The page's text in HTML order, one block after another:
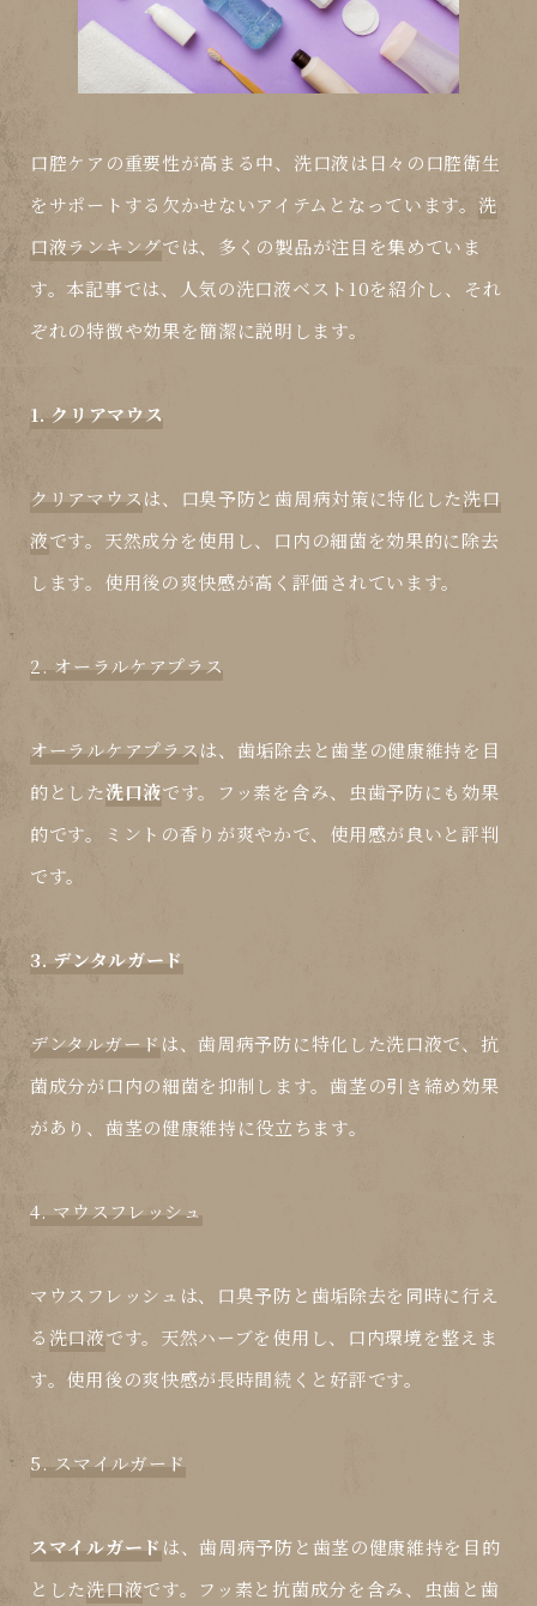
口腔ケアの重要性が高まる中、 洗口液は日々の口腔衛生
をサポートする欠かせないアイテムとなっています。 洗
口液ランキングでは、多くの製品が注目を集めていま
す。本記事では、人気の洗口液ベスト10を紹介し、それ
ぞれの特徴や効果を簡潔に説明します。
1. クリアマウス
クリアマウスは、口臭予防と歯周病対策に特化した洗口
液です。天然成分を使用し、口内の細菌を効果的に除去
します。使用後の爽快感が高く評価されています。
2. オーラルケアプラス
オーラルケアプラスは、歯垢除去と歯茎の健康維持を目
的とした洗口液です。フッ素を含み、虫歯予防にも効果
的です。ミントの香りが爽やかで、使用感が良いと評判
です。
3. デンタルガード
デンタルガード は、歯周病予防に特化した洗口液で、抗
菌成分が口内の細菌を抑制します。歯茎の引き締め効果
があり、歯茎の健康維持に役立ちます。
4. マウスフレッシュ
マウスフレッシュ は、口臭予防と歯垢除去を同時に行え
る洗口液です。天然ハーブを使用し、口内環境を整えま
す。使用後の爽快感が長時間続くと好評です。
5. スマイルガード
スマイルガード は、歯周病予防と歯茎の健康維持を目的
とした洗口液です。フッ素と抗菌成分を含み、虫歯と歯